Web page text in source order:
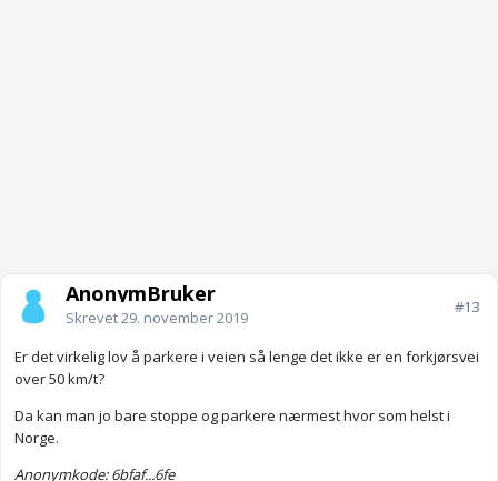
AnonymBruker
Skrevet29. november 2019
#13
Er det virkelig lov å parkere i veien så lenge det ikke er en forkjørsvei
over 50 km/t?
Da kan man jo bare stoppe og parkere nærmest hvor som helst i
Norge.
Anonymkode: 6bfaf...6fe